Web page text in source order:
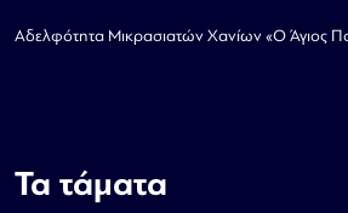
Αδελφότητα Μικρασιατών Χανίων «Ο Άγιος
Τα τάματα